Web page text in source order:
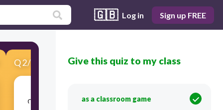
🇬🇧 Log in Sign up FREE
Q2/11 Score 0
ကိုယ်စားလှယ်ထုတ်ပယ်လိုက်မည်ဆိုပါက DT ရဲ့
Give this quiz to my class
as a classroom game